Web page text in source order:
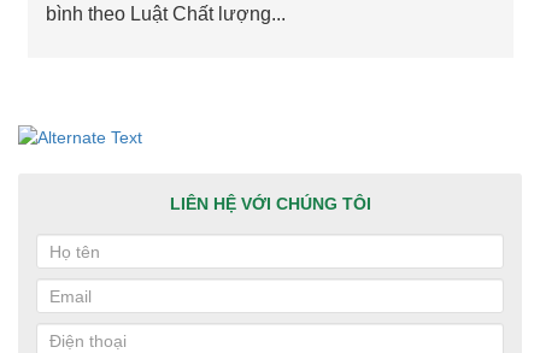
bình theo Luật Chất lượng...
LIÊN HỆ VỚI CHÚNG TÔI